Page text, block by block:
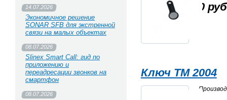
14.07.2026
Экономичное решение
SONAR SFB для экстренной
связи на малых объектах
08.07.2026
Slinex Smart Call: гид по
приложению и
переадресации звонков на
смартфон
08.07.2026
0
Ключ TM 2004